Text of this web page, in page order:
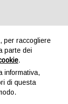
per raccogliere
parte dei
.
informativa,
di questa